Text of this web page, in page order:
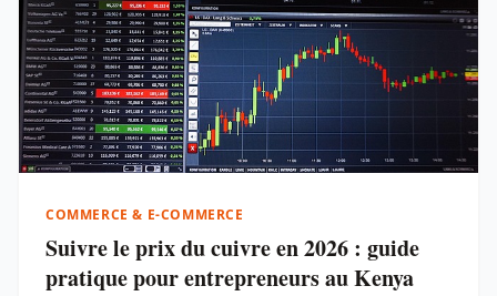
COMMERCE & E-COMMERCE
Suivre le prix du cuivre en 2026 : guide
pratique pour entrepreneurs au Kenya